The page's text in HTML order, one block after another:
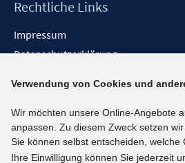
Rechtliche Links
Impressum
Datenschutzerklärung
Barrieren melden
Social-Media-Kanäle
BlueSky
Verwendung von Cookies und
Wir möchten unsere Online-Angebote
anpassen. Zu diesem Zweck setzen
Sie können selbst entscheiden, welche
Ihre Einwilligung können Sie jederzeit